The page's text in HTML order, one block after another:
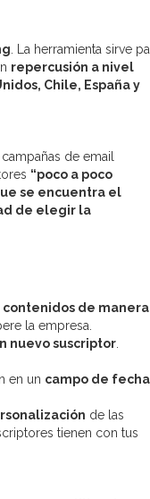
. La herramienta sirve
repercusión a nivel
Chile, España y
de email
“poco a poco
se encuentra el
de elegir la
contenidos de manera
la empresa.
nuevo suscriptor
en un campo de
de las
tienen con tus